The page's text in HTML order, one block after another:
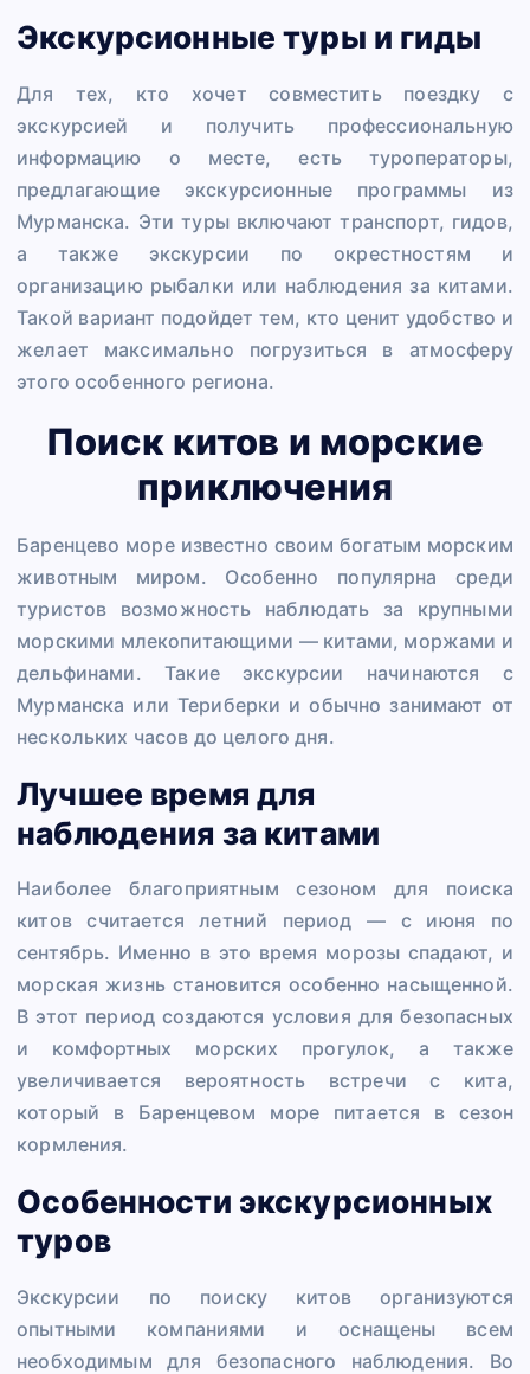
Экскурсионные туры и гиды
Для тех, кто хочет совместить поездку с
экскурсией и получить профессиональную
информацию о месте, есть туроператоры,
предлагающие экскурсионные программы из
Мурманска. Эти туры включают транспорт, гидов,
а также экскурсии по окрестностям и
организацию рыбалки или наблюдения за китами.
Такой вариант подойдет тем, кто ценит удобство и
желает максимально погрузиться в атмосферу
этого особенного региона.
Поиск китов и морские
приключения
Баренцево море известно своим богатым морским
животным миром. Особенно популярна среди
туристов возможность наблюдать за крупными
морскими млекопитающими — китами, моржами и
дельфинами. Такие экскурсии начинаются с
Мурманска или Териберки и обычно занимают от
нескольких часов до целого дня.
Лучшее время для
наблюдения за китами
Наиболее благоприятным сезоном для поиска
китов считается летний период — с июня по
сентябрь. Именно в это время морозы спадают, и
морская жизнь становится особенно насыщенной.
В этот период создаются условия для безопасных
и комфортных морских прогулок, а также
увеличивается вероятность встречи с кита,
который в Баренцевом море питается в сезон
кормления.
Особенности экскурсионных
туров
Экскурсии по поиску китов организуются
опытными компаниями и оснащены всем
необходимым для безопасного наблюдения. Во